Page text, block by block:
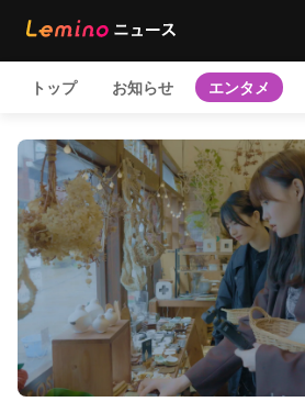
トップ お知らせ エンタメ